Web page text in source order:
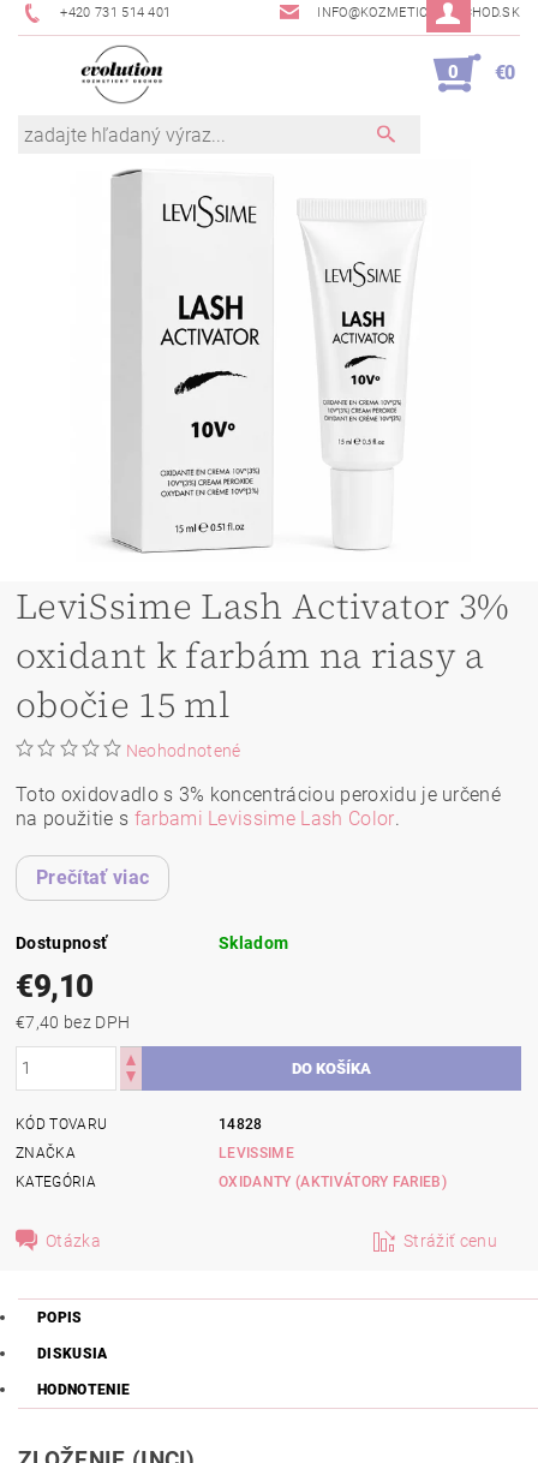
+420 731 514 401 INFO@KOZMETICKYOBCHOD.SK
0 €0
LeviSsime Lash Activator 3%
oxidant k farbám na riasy a
obočie 15 ml
Neohodnotené
Toto oxidovadlo s 3% koncentráciou peroxidu je určené
na použitie s farbami Levissime Lash Color.
Prečítať viac
Dostupnosť Skladom
€9,10
€7,40 bez DPH
KÓD TOVARU
14828
ZNAČKA
LEVISSIME
KATEGÓRIA
OXIDANTY (AKTIVÁTORY FARIEB)
Otázka Strážiť cenu
POPIS
DISKUSIA
HODNOTENIE